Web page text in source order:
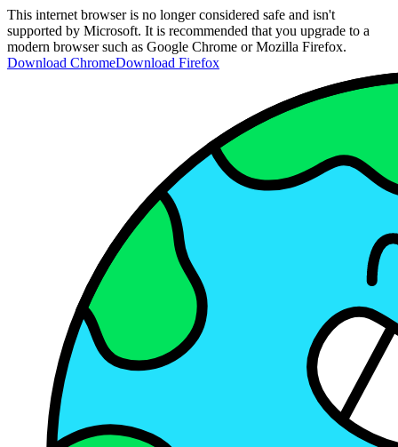
This internet browser is no longer considered safe and isn't
supported by Microsoft. It is recommended that you upgrade to a
modern browser such as Google Chrome or Mozilla Firefox.
Download ChromeDownload Firefox